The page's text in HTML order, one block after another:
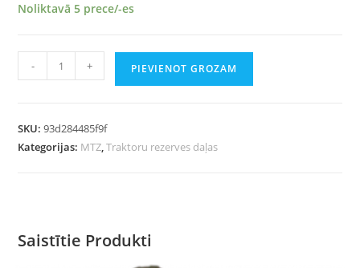
Noliktavā 5 prece/-es
- + PIEVIENOT GROZAM
SKU:93d284485f9f
Kategorijas: MTZ,Traktoru rezerves daļas
Saistītie Produkti